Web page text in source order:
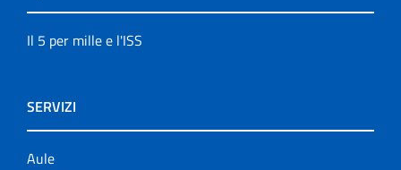
Il 5 per mille e l'ISS
SERVIZI
Aule